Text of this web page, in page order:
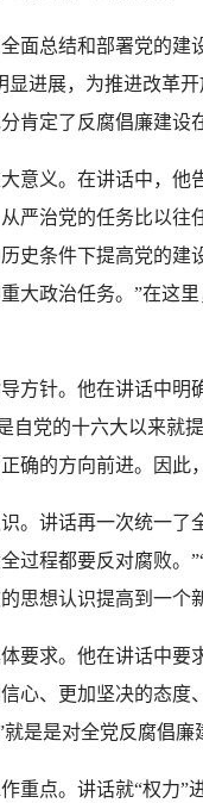
总结和部署党的建
进展，为推进改革
肯定了反腐倡廉建设
义。在讲话中，他
严治党的任务比以
史条件下提高党的
大政治任务。”在这
针。他在讲话中明
自党的十六大以来就
确的方向前进。因此
讲话再一次统一了
过程都要反对腐败。
思想认识提高到一个
求。他在讲话中要
心、更加坚决的态
就是是对全党反腐倡
点。讲话就“权力”